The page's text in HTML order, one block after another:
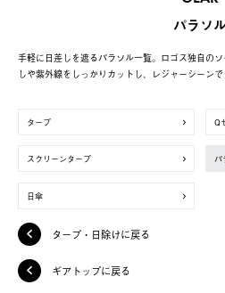
パラソル
手軽に日差しを遮るパラソル一覧。ロゴス独自の
しや紫外線をしっかりカットし、レジャーシーンで
タープ Q
スクリーンタープ パ
日傘
タープ・日除けに戻る
ギアトップに戻る